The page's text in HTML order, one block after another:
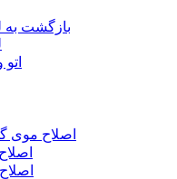
بازگشت
اصلاح موی